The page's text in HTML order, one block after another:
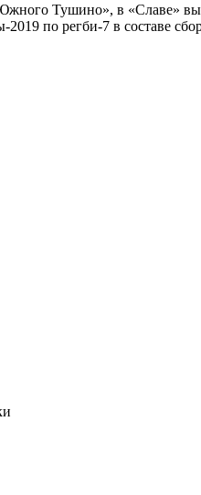
Тушино», в «Славе»
по регби-7 в составе